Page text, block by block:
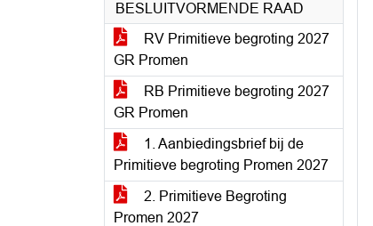
BESLUITVORMENDE RAAD
RV Primitieve begroting 2027
GR Promen
RB Primitieve begroting 2027
GR Promen
1. Aanbiedingsbrief bij de
Primitieve begroting Promen 2027
2. Primitieve Begroting
Promen 2027